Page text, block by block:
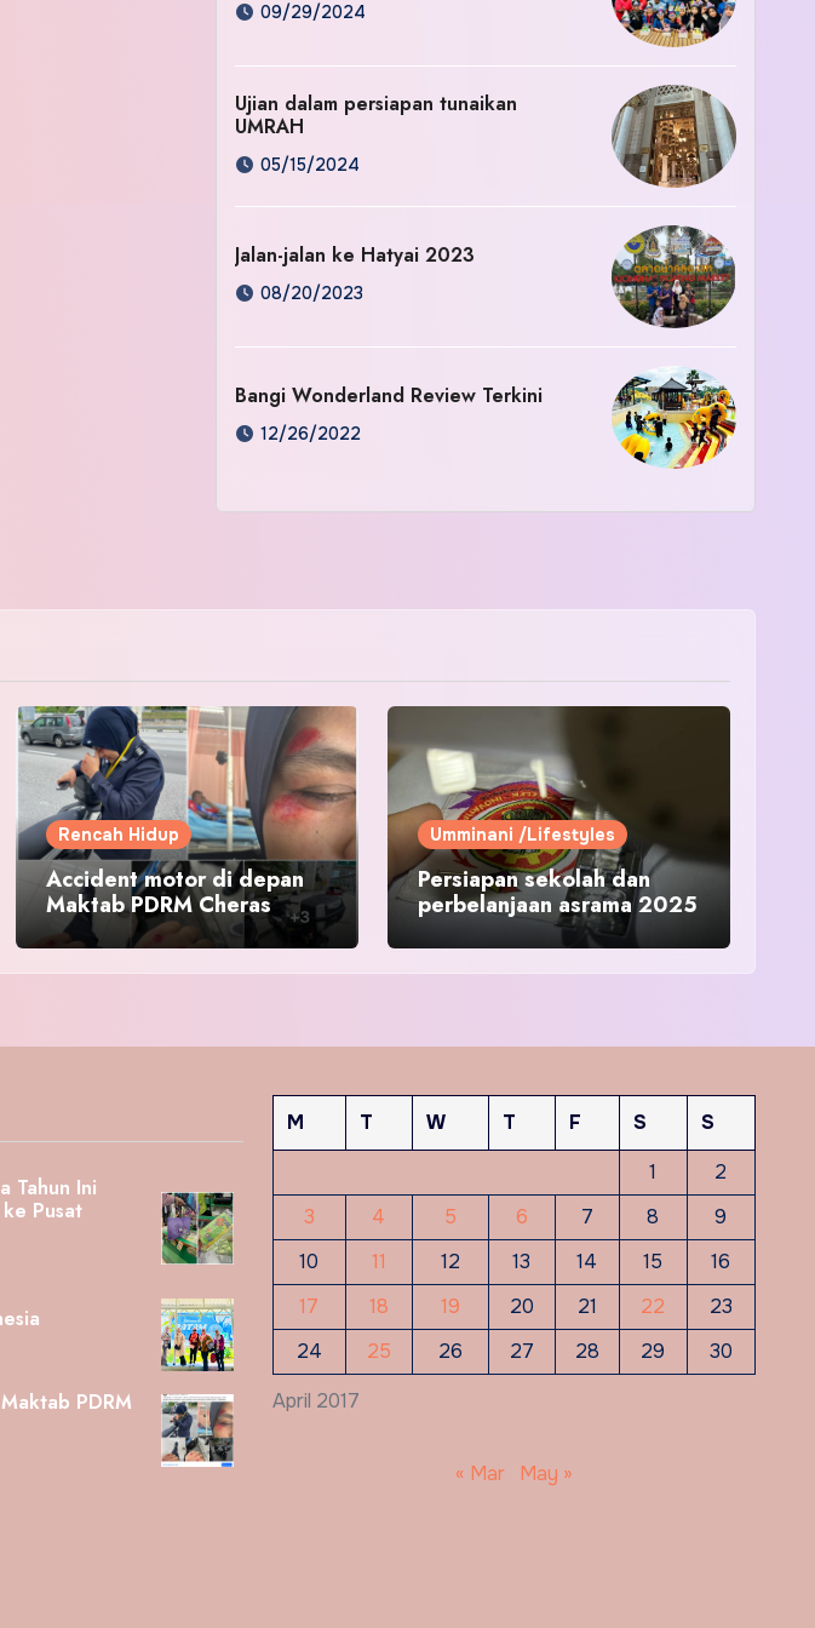
09/29/2024
Ujian dalam persiapan tunaikan
UMRAH
05/15/2024
Jalan-jalan ke Hatyai 2023
08/20/2023
Bangi Wonderland Review Terkini
12/26/2022
Rencah Hidup
Accident motor di depan
Maktab PDRM Cheras
Umminani /Lifestyles
Persiapan sekolah dan
perbelanjaan asrama 2025
Tahun Ini
Pusat
PDRM
April 2017
M T W T F S
S
1
2
3
4 5 6 7 8
9
10
11 12 13 14 15
16
17
18 19 20 21 22
23
24
25 26 27 28 29 30
« Mar May »